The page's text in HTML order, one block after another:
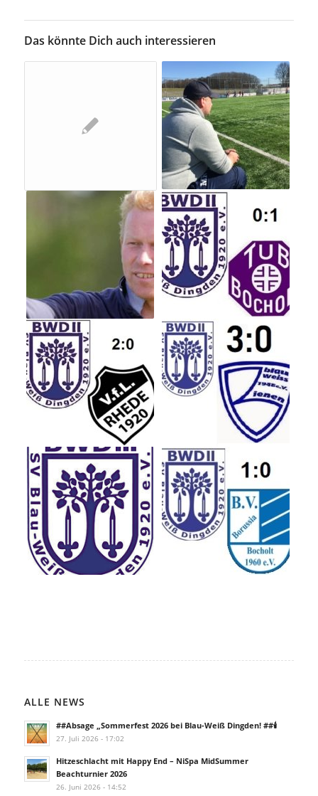
Das könnte Dich auch interessieren
ALLE NEWS
##Absage „Sommerfest 2026 bei Blau-Weiß Dingden! ##🕯️
27. Juli 2026 - 17:02
Hitzeschlacht mit Happy End – NiSpa MidSummer
Beachturnier 2026
26. Juni 2026 - 14:52